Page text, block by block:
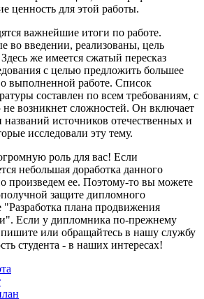
для этой работы.
важнейшие итоги по работе.
во введении, реализованы, цель
же имеется сжатый пересказ
с целью предложить большее
выполненной работе. Список
составлен по всем требованиям, с
возникнет сложностей. Он включает
названий источников отечественных и
исследовали эту тему.
роль для вас! Если
небольшая доработка данного
произведем ее. Поэтому-то вы можете
защите дипломного
"Разработка плана продвижения
Если у дипломника по-прежнему
или обращайтесь в нашу службу
студента - в наших интересах!